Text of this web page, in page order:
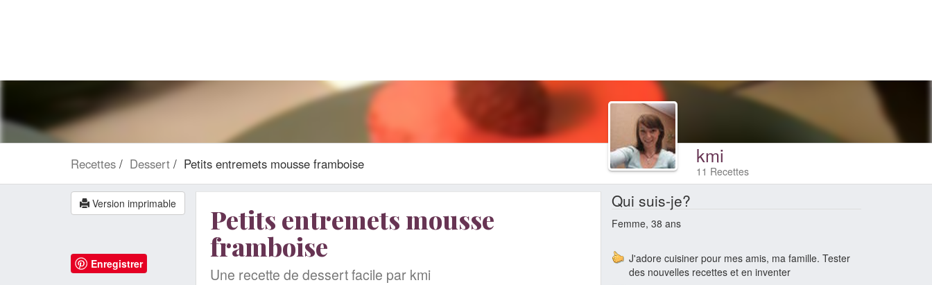
Recettes Dessert Petits entremets mousse framboise kmi
11 Recettes
Petits entremets mousse
framboise
Une recette de dessert facile par kmi
Version imprimable
Enregistrer
Qui suis-je?
Femme, 38 ans
J'adore cuisiner pour mes amis, ma famille. Tester
des nouvelles recettes et en inventer